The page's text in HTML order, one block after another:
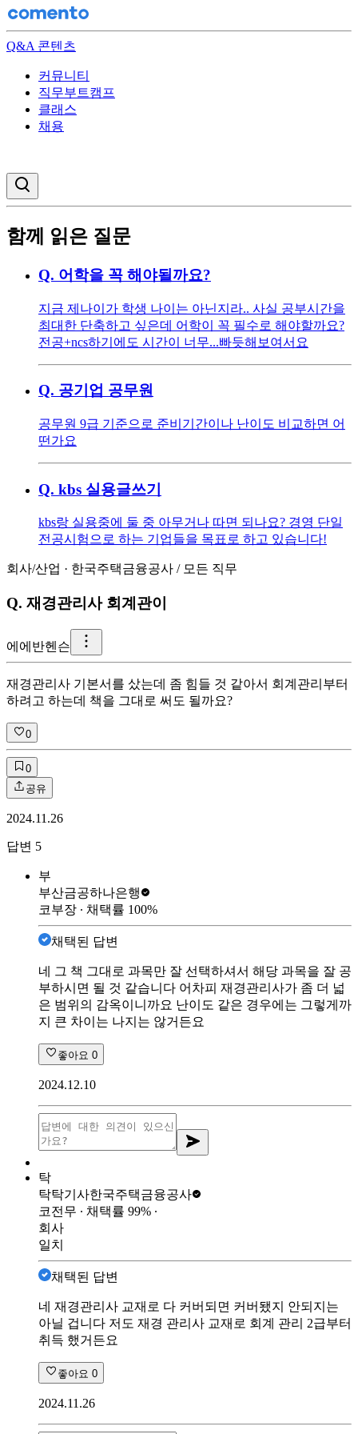
Q&A 콘텐츠
커뮤니티
직무부트캠프
클래스
채용
함께 읽은 질문
Q. 어학을 꼭 해야될까요?
지금 제나이가 학생 나이는 아닌지라.. 사실 공부시간을
최대한 단축하고 싶은데 어학이 꼭 필수로 해야할까요?
전공+ncs하기에도 시간이 너무...빠듯해보여서요
Q. 공기업 공무원
공무원 9급 기준으로 준비기간이나 난이도 비교하면 어
떤가요
Q. kbs 실용글쓰기
kbs랑 실용중에 둘 중 아무거나 따면 되나요? 경영 단일
전공시험으로 하는 기업들을 목표로 하고 있습니다!
회사/산업 · 한국주택금융공사 / 모든 직무
Q. 재경관리사 회계관이
에 에반헨슨
재경관리사 기본서를 샀는데 좀 힘들 것 같아서 회계관리부터
하려고 하는데 책을 그대로 써도 될까요?
0
0
공유
2024.11.26
답변 5
부
부산금공하나은행
코부장 ∙ 채택률 100%
채택된 답변
네 그 책 그대로 과목만 잘 선택하셔서 해당 과목을 잘 공
부하시면 될 것 같습니다 어차피 재경관리사가 좀 더 넓
은 범위의 감옥이니까요 난이도 같은 경우에는 그렇게까
지 큰 차이는 나지는 않거든요
좋아요 0
2024.12.10
탁
탁탁기사한국주택금융공사
코전무 ∙ 채택률 99% ∙
회사
일치
채택된 답변
네 재경관리사 교재로 다 커버되면 커버됐지 안되지는
아닐 겁니다 저도 재경 관리사 교재로 회계 관리 2급부터
취득 했거든요
좋아요 0
2024.11.26